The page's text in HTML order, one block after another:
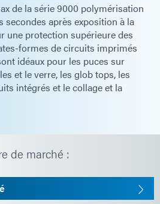
de la série 9000 polymérisation
secondes après exposition à la
une protection supérieure des
formes de circuits imprimés
idéaux pour les puces sur
et le verre, les glob tops, les
intégrés et le collage et la
de marché :